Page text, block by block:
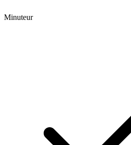
Minuteur